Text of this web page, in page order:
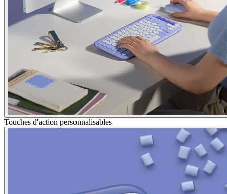
Touches d'action personnalisables